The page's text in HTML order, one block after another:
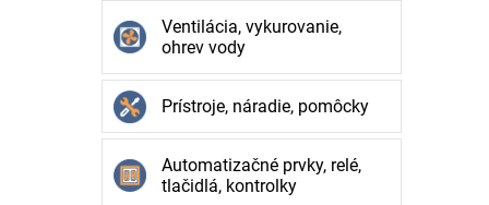
Ventilácia, vykurovanie,
ohrev vody
Prístroje, náradie, pomôcky
Automatizačné prvky, relé,
tlačidlá, kontrolky